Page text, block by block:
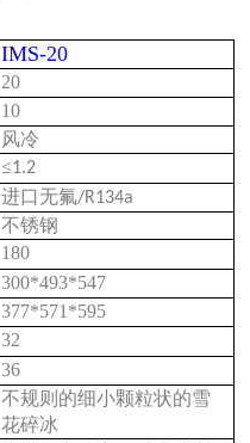
IMS-20
20
10
风冷
≤1.2
进口无氟/R134a
不锈钢
180
300*493*547
377*571*595
32
36
不规则的细小颗粒状的雪
花碎冰